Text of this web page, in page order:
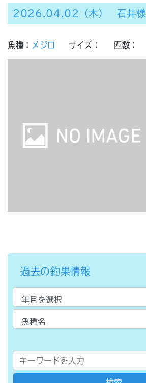
2026.04.02（木） 石井様
魚種： メジロ サイズ： 匹数：
過去の釣果情報